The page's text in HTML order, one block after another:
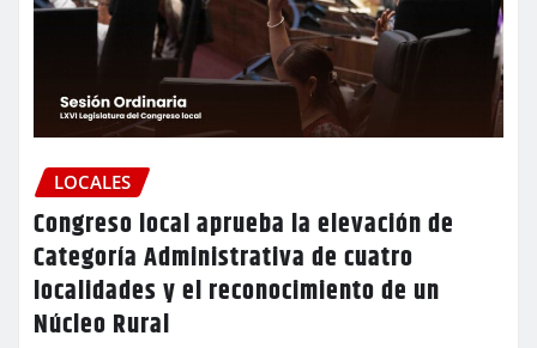
LOCALES
Congreso local aprueba la elevación de
Categoría Administrativa de cuatro
localidades y el reconocimiento de un
Núcleo Rural